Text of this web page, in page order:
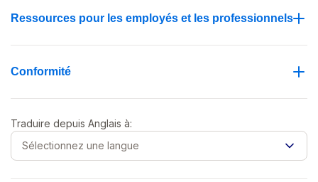
Ressources pour les employés et les professionnels
Conformité
Traduire depuis Anglais à:
Sélectionnez une langue